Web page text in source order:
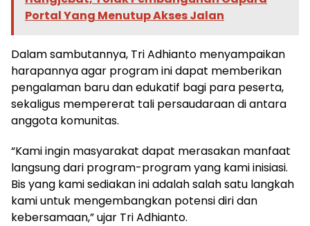
Portal Yang Menutup Akses Jalan
Dalam sambutannya, Tri Adhianto menyampaikan
harapannya agar program ini dapat memberikan
pengalaman baru dan edukatif bagi para peserta,
sekaligus mempererat tali persaudaraan di antara
anggota komunitas.
“Kami ingin masyarakat dapat merasakan manfaat
langsung dari program-program yang kami inisiasi.
Bis yang kami sediakan ini adalah salah satu langkah
kami untuk mengembangkan potensi diri dan
kebersamaan,” ujar Tri Adhianto.